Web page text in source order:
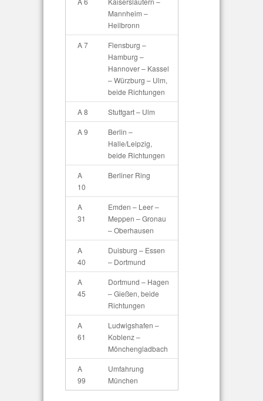
Mannheim –
Heilbronn
A 7
Flensburg –
Hamburg –
Hannover – Kassel
– Würzburg – Ulm,
beide Richtungen
A 8
Stuttgart – Ulm
A 9
Berlin –
Halle/Leipzig,
beide Richtungen
A
10
Berliner Ring
A
31
Emden – Leer –
Meppen – Gronau
– Oberhausen
A
40
Duisburg – Essen
– Dortmund
A
45
Dortmund – Hagen
– Gießen, beide
Richtungen
A
61
Ludwigshafen –
Koblenz –
Mönchengladbach
A
99
Umfahrung
München